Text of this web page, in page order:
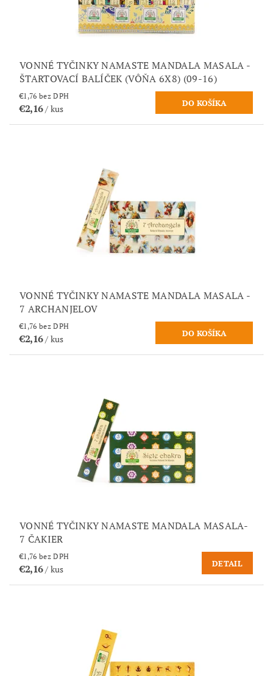
VONNÉ TYČINKY NAMASTE MANDALA MASALA -
ŠTARTOVACÍ BALÍČEK (VÔŇA 6X8) (09-16)
€1,76 bez DPH
€2,16/ kus
VONNÉ TYČINKY NAMASTE MANDALA MASALA -
7 ARCHANJELOV
€1,76 bez DPH
€2,16/ kus
VONNÉ TYČINKY NAMASTE MANDALA MASALA-
7 ČAKIER
€1,76 bez DPH
€2,16/ kus
DETAIL